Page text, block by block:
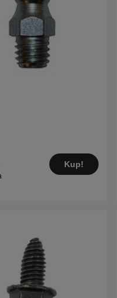
Kup!